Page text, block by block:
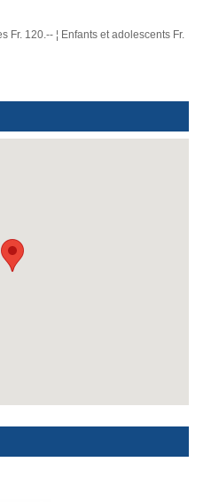
Fr. 120.-- ¦ Enfants et adolescents Fr.